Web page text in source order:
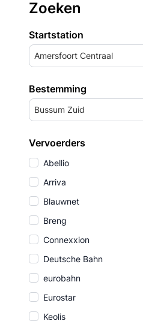
Zoeken
Startstation
Amersfoort Centraal
Bestemming
Bussum Zuid
Vervoerders
Abellio
Arriva
Blauwnet
Breng
Connexxion
Deutsche Bahn
eurobahn
Eurostar
Keolis